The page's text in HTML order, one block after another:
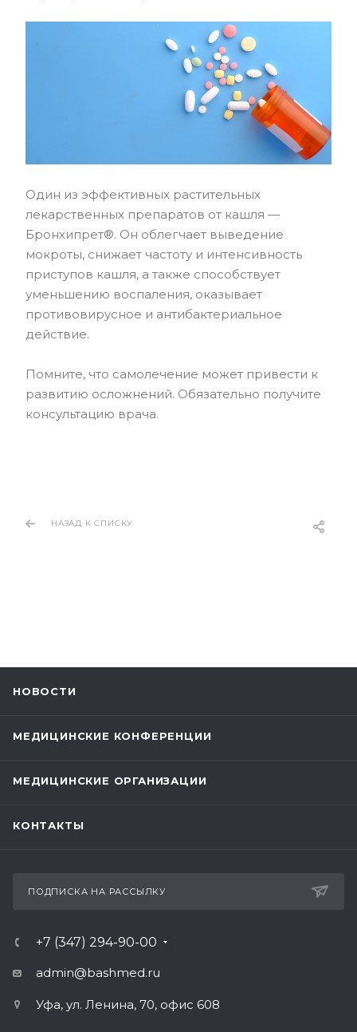
Один из эффективных растительных
лекарственных препаратов от кашля —
Бронхипрет®. Он облегчает выведение
мокроты, снижает частоту и интенсивность
приступов кашля, а также способствует
уменьшению воспаления, оказывает
противовирусное и антибактериальное
действие.
Помните, что самолечение может привести к
развитию осложнений. Обязательно получите
консультацию врача.
НАЗАД К СПИСКУ
НОВОСТИ
МЕДИЦИНСКИЕ КОНФЕРЕНЦИИ
МЕДИЦИНСКИЕ ОРГАНИЗАЦИИ
КОНТАКТЫ
ПОДПИСКА НА РАССЫЛКУ
+7 (347) 294-90-00
admin@bashmed.ru
Уфа, ул. Ленина, 70, офис 608